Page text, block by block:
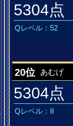
5304点
Qレベル：52
20位 あむげ
5304点
Qレベル：8